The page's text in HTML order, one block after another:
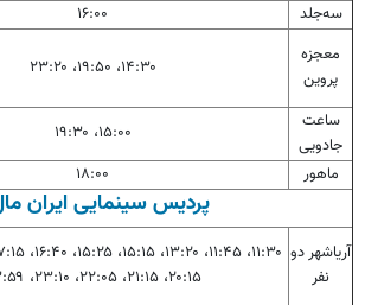
سه‌جلد
۱۶:۰۰
معجزه
پروین
۱۴:۳۰، ۱۹:۵۰، ۲۳:۲۰
ساعت
جادویی
۱۵:۰۰، ۱۹:۳۰
ماهور
۱۸:۰۰
پردیس سینمایی ایران
آریاشهر دو
نفر
۲۰:۱۵، ۲۱:۱۵، ۲۲:۰۵، ۲۳:۱۰، ۲۳:۵۹